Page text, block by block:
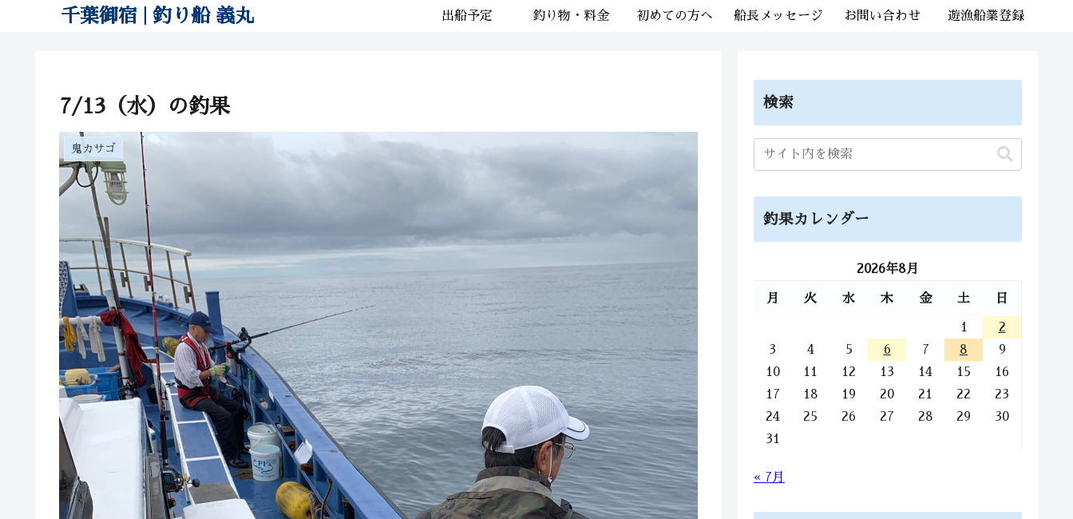
千葉御宿 | 釣り船 義丸 出船予定 釣り物・料金 初めての方へ 船長メッセージ お問い合わせ 遊漁船業登録
7/13（水）の釣果
鬼カサゴ
検索
釣果カレンダー
2026年8月
月 火 水 木 金 土 日
1
2
3
4 5 6 7 8
9
10
11 12 13 14 15
16
17
18 19 20 21 22
23
24
25 26 27 28 29
30
31
« 7月